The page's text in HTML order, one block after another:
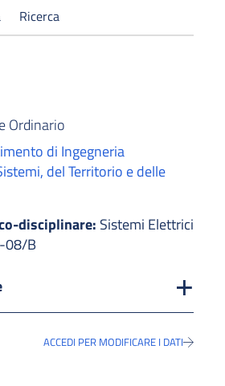
Ricerca
Ordinario
di Ingegneria
del Territorio e delle
disciplinare: Sistemi Elettrici
08/B
ACCEDI PER MODIFICARE I DATI